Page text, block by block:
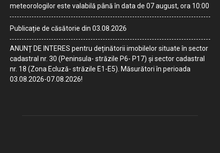
meteorologilor este valabilă până în data de 07 august, ora 10:00
Publicație de căsătorie din 03.08.2026
ANUNȚ DE INTERES pentru deținătorii imobilelor situate în sector
cadastral nr. 30 (Peninsula- străzile P6- P17) și sector cadastral
nr. 18 (Zona Ecluză- străzile E1-E5). Măsurători în perioada
03.08.2026-07.08.2026!